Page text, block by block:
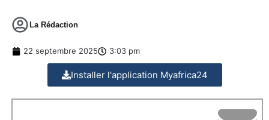
La Rédaction
22 septembre 2025 3:03 pm
Installer l'application Myafrica24